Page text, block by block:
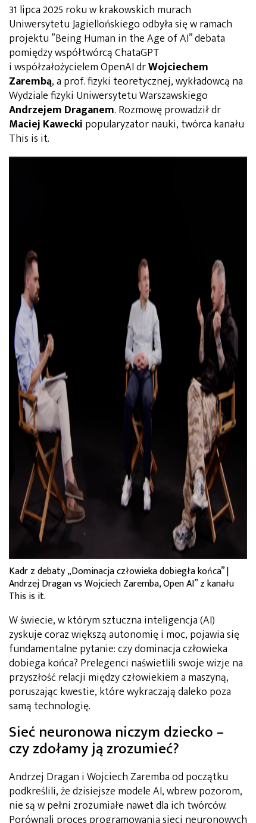
31 lipca 2025 roku w krakowskich murach
Uniwersytetu Jagiellońskiego odbyła się w ramach
projektu ”Being Human in the Age of AI” debata
pomiędzy współtwórcą ChataGPT
i współzałożycielem OpenAI drWojciechem
Zarembą, a prof. fizyki teoretycznej, wykładowcą na
Wydziale fizyki Uniwersytetu Warszawskiego
Andrzejem Draganem. Rozmowę prowadził dr
Maciej Kawecki popularyzator nauki, twórca kanału
This is it.
Kadr z debaty „Dominacja człowieka dobiegła końca” |
Andrzej Dragan vs Wojciech Zaremba, Open AI” z kanału
This is it.
W świecie, w którym sztuczna inteligencja (AI)
zyskuje coraz większą autonomię i moc, pojawia się
fundamentalne pytanie: czy dominacja człowieka
dobiega końca? Prelegenci naświetlili swoje wizje na
przyszłość relacji między człowiekiem a maszyną,
poruszając kwestie, które wykraczają daleko poza
samą technologię.
Sieć neuronowa niczym dziecko –
czy zdołamy ją zrozumieć?
Andrzej Dragan i Wojciech Zaremba od początku
podkreślili, że dzisiejsze modele AI, wbrew pozorom,
nie są w pełni zrozumiałe nawet dla ich twórców.